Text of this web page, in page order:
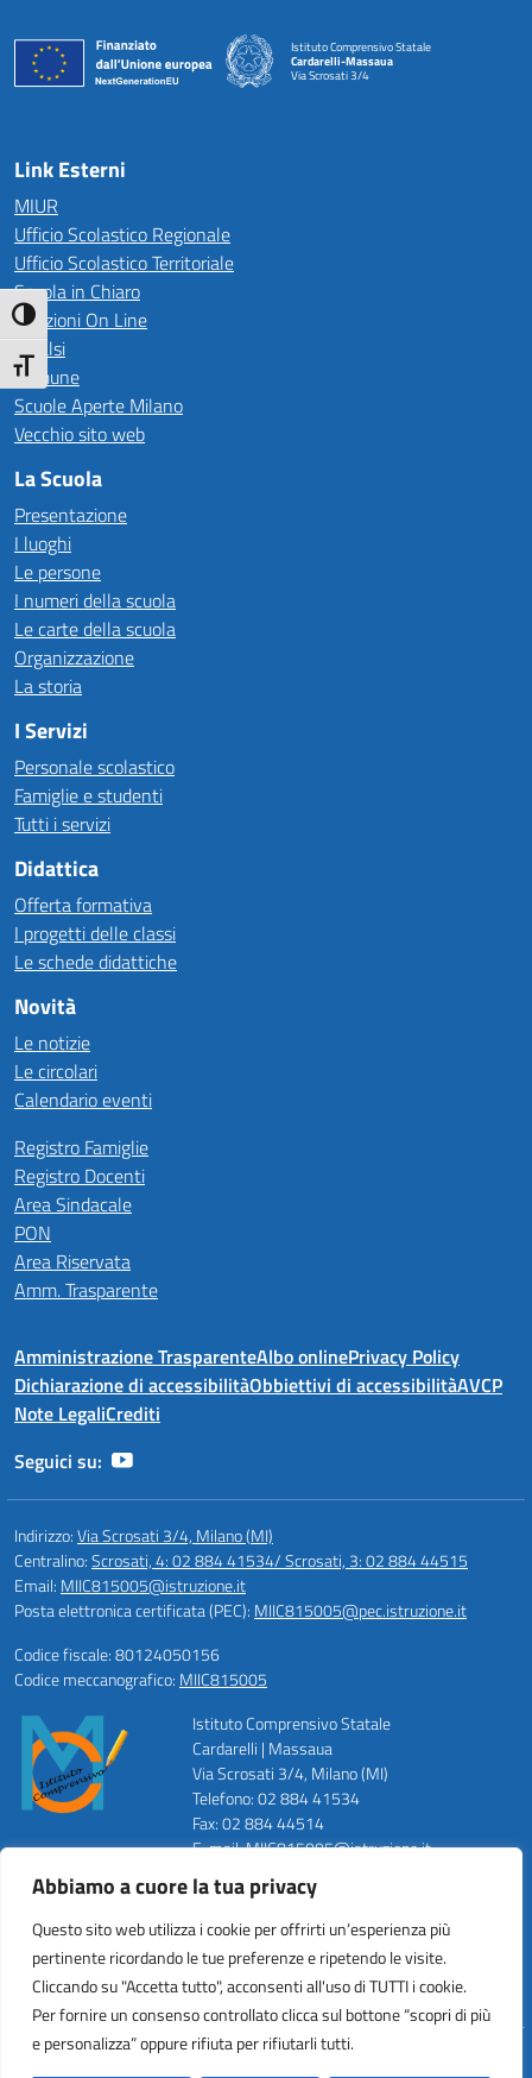
Abbiamo a cuore la tua privacy
Questo sito web utilizza i cookie per offrirti un’esperienza più
pertinente ricordando le tue preferenze e ripetendo le visite.
Cliccando su "Accetta tutto", acconsenti all'uso di TUTTI i cookie.
Per fornire un consenso controllato clicca sul bottone “scopri di più
e personalizza” oppure rifiuta per rifiutarli tutti.
Attiva/disattiva alto contrasto
Attiva/disattiva dimensione testo
Istituto Comprensivo Statale
Cardarelli-Massaua
Via Scrosati 3/4
Link Esterni
MIUR
Ufficio Scolastico Regionale
Ufficio Scolastico Territoriale
Scuola in Chiaro
Iscrizioni On Line
Invalsi
Comune
Scuole Aperte Milano
Vecchio sito web
La Scuola
Presentazione
I luoghi
Le persone
I numeri della scuola
Le carte della scuola
Organizzazione
La storia
I Servizi
Personale scolastico
Famiglie e studenti
Tutti i servizi
Didattica
Offerta formativa
I progetti delle classi
Le schede didattiche
Novità
Le notizie
Le circolari
Calendario eventi
Registro Famiglie
Registro Docenti
Area Sindacale
PON
Area Riservata
Amm. Trasparente
Amministrazione TrasparenteAlbo onlinePrivacy Policy
Dichiarazione di accessibilitàObbiettivi di accessibilitàAVCP
Note LegaliCrediti
Seguici su:
Indirizzo:Via Scrosati 3/4, Milano (MI)
Centralino:Scrosati, 4: 02 884 41534/ Scrosati, 3: 02 884 44515
Email: MIIC815005@istruzione.it
Posta elettronica certificata (PEC): MIIC815005@pec.istruzione.it
Codice fiscale: 80124050156
Codice meccanografico: MIIC815005
Istituto Comprensivo Statale
Cardarelli | Massaua
Via Scrosati 3/4, Milano (MI)
Telefono: 02 884 41534
Fax: 02 884 44514
E-mail: MIIC815005@istruzione.it
PEC: MIIC815005@pec.istruzione.it
Codice Meccanografico: MIIC815005
Codice Fiscale: 80124050156
Codice Univoco ufficio: UFZWMT